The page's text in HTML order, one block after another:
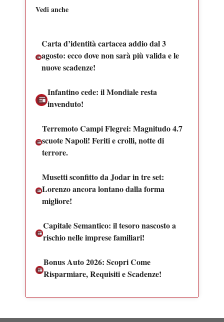
Vedi anche
Carta d’identità cartacea addio dal 3
agosto: ecco dove non sarà più valida e le
nuove scadenze!
Infantino cede: il Mondiale resta
invenduto!
Terremoto Campi Flegrei: Magnitudo 4.7
scuote Napoli! Feriti e crolli, notte di
terrore.
Musetti sconfitto da Jodar in tre set:
Lorenzo ancora lontano dalla forma
migliore!
Capitale Semantico: il tesoro nascosto a
rischio nelle imprese familiari!
Bonus Auto 2026: Scopri Come
Risparmiare, Requisiti e Scadenze!